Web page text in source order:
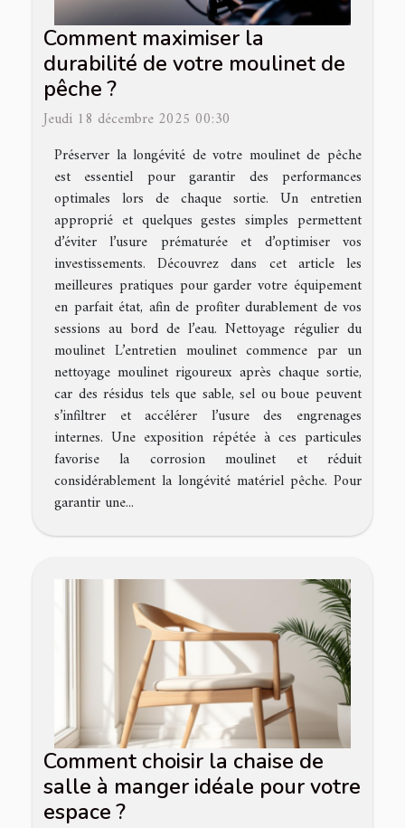
Comment maximiser la
durabilité de votre moulinet de
pêche ?
Jeudi 18 décembre 2025 00:30
Préserver la longévité de votre moulinet de pêche
est essentiel pour garantir des performances
optimales lors de chaque sortie. Un entretien
approprié et quelques gestes simples permettent
d’éviter l’usure prématurée et d’optimiser vos
investissements. Découvrez dans cet article les
meilleures pratiques pour garder votre équipement
en parfait état, afin de profiter durablement de vos
sessions au bord de l’eau. Nettoyage régulier du
moulinet L’entretien moulinet commence par un
nettoyage moulinet rigoureux après chaque sortie,
car des résidus tels que sable, sel ou boue peuvent
s’infiltrer et accélérer l’usure des engrenages
internes. Une exposition répétée à ces particules
favorise la corrosion moulinet et réduit
considérablement la longévité matériel pêche. Pour
garantir une...
Comment choisir la chaise de
salle à manger idéale pour votre
espace ?